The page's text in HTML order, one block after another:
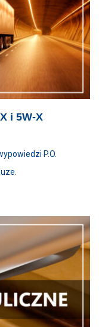
i 5W-X
P.O.